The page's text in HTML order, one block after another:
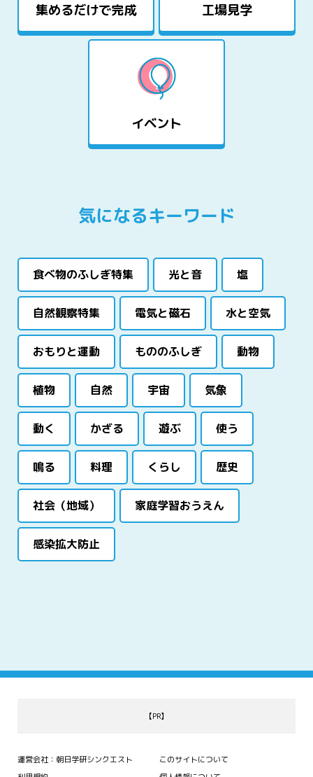
集めるだけで完成 工場見学
イベント
気になるキーワード
食べ物のふしぎ特集 光と音 塩
自然観察特集 電気と磁石 水と空気
おもりと運動 もののふしぎ 動物
植物 自然 宇宙 気象
動く かざる 遊ぶ 使う
鳴る 料理 くらし 歴史
社会（地域） 家庭学習おうえん
感染拡大防止
【PR】
運営会社：朝日学研シンクエスト
このサイトについて